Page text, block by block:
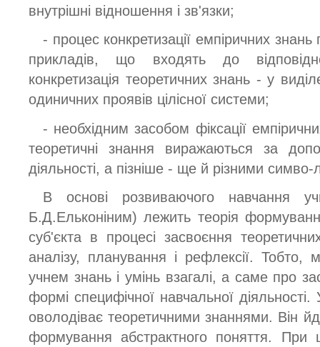
внутрішні відношення і зв'язки;
- процес конкретизації емпіричних знань
прикладів, що входять до
конкретизація теоретичних знань - у
одиничних проявів цілісної системи;
- необхідним засобом фіксації
теоретичні знання виражаються за
діяльності, а пізніше - ще й різними
В основі розвиваючого навчання
Б.Д.Ельконіним) лежить теорія
суб'єкта в процесі засвоєння
аналізу, планування і рефлексії.
учнем знань і умінь взагалі, а саме про
формі специфічної навчальної діяльності.
оволодіває теоретичними знаннями. Він
формування абстрактного поняття. При